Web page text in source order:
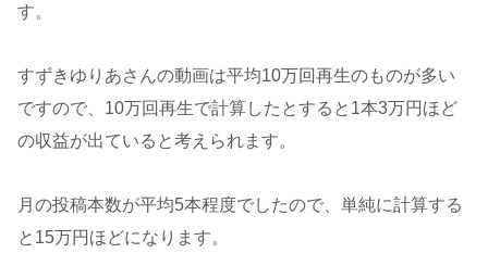
す。
すずきゆりあさんの動画は平均10万回再生のものが多い
ですので、10万回再生で計算したとすると1本3万円ほど
の収益が出ていると考えられます。
月の投稿本数が平均5本程度でしたので、単純に計算する
と15万円ほどになります。